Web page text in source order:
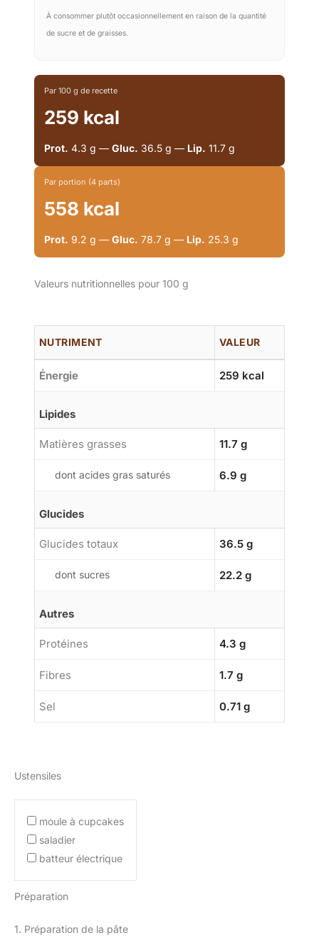
À consommer plutôt occasionnellement en raison de la quantité
de sucre et de graisses.
Par 100 g de recette
259 kcal
Prot. 4.3 g — Gluc. 36.5 g — Lip. 11.7 g
Par portion (4 parts)
558 kcal
Prot. 9.2 g — Gluc. 78.7 g — Lip. 25.3 g
Valeurs nutritionnelles pour 100 g
NUTRIMENT VALEUR
Énergie 259 kcal
Lipides
Matières grasses 11.7 g
dont acides gras saturés 6.9 g
Glucides
Glucides totaux 36.5 g
dont sucres 22.2 g
Autres
Protéines 4.3 g
Fibres 1.7 g
Sel 0.71 g
Ustensiles
moule à cupcakes
saladier
batteur électrique
Préparation
1. Préparation de la pâte